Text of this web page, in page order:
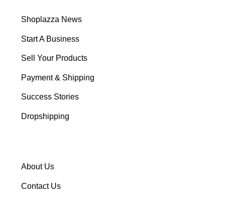
Shoplazza News
Start A Business
Sell Your Products
Payment & Shipping
Success Stories
Dropshipping
About Us
Contact Us